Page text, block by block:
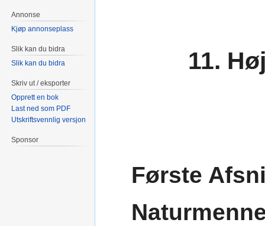
11.
Første
Annonse
Kjøp annonseplass
Slik kan du bidra
Slik kan du bidra
Skriv ut / eksporter
Opprett en bok
Last ned som PDF
Utskriftsvennlig versjon
Sponsor